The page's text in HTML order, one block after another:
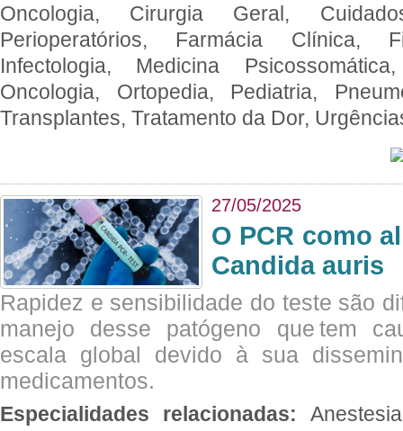
Oncologia, Cirurgia Geral,
Perioperatórios, Farmácia Clínica,
Infectologia, Medicina
Oncologia, Ortopedia, Pediatria,
Transplantes, Tratamento da Dor,
27/05/2025
O PCR como
Candida auris
Rapidez e sensibilidade do teste são
manejo desse patógeno que tem
escala global devido à sua
medicamentos.
Especialidades relacionadas: